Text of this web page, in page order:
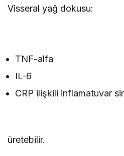
Visseral yağ dokusu:
TNF-alfa
IL-6
CRP ilişkili inflamatuvar
üretebilir.